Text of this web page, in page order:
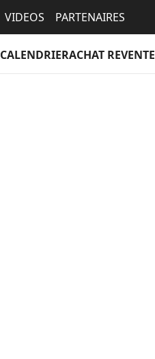
VIDEOS PARTENAIRES
CALENDRIERACHAT REVENTE